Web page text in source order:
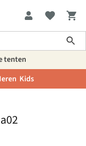
tenten
Kids